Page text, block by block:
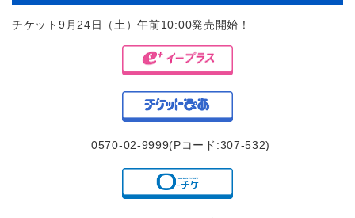
チケット9月24日（土）午前10:00発売開始！
0570-02-9999(Pコード:307-532)